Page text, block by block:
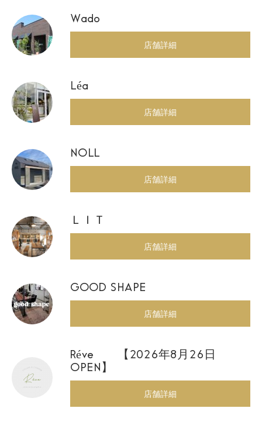
Wado
店舗詳細
Léa
店舗詳細
NOLL
店舗詳細
ＬＩＴ
店舗詳細
GOOD SHAPE
店舗詳細
Réve 【2026年8月26日
OPEN】
店舗詳細